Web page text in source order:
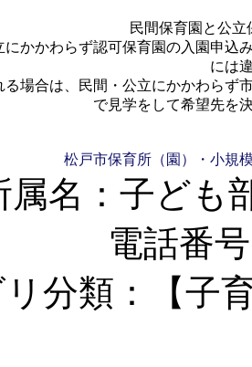
民間保育園と公
かかわらず認可保育園の入園申込
には
場合は、民間・公立にかかわらず
で見学をして希望先を
松戸市保育所（園）・小規
属名：子ども
電話番
リ分類：【